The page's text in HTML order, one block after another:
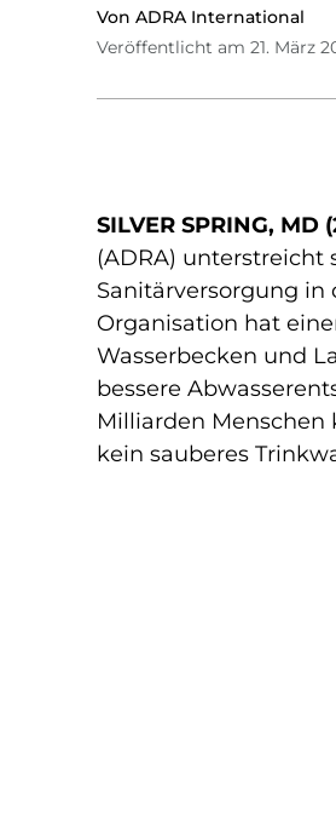
Von ADRA International
Veröffentlicht am 21. März
SILVER SPRING, MD
(ADRA) unterstreicht
Sanitärversorgung
Organisation hat
Wasserbecken und
bessere
Milliarden Menschen
kein sauberes